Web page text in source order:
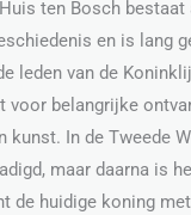
ten Bosch
en is lang
leden van de
voor belangrijke
kunst. In de Tweede
maar daarna is
de huidige koning